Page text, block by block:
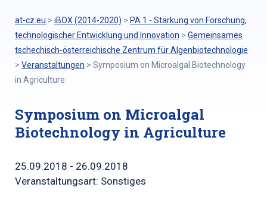
at-cz.eu > iBOX (2014-2020) > PA 1 - Stärkung von Forschung,
technologischer Entwicklung und Innovation > Gemeinsames
tschechisch-österreichische Zentrum für Algenbiotechnologie
> Veranstaltungen > Symposium on Microalgal Biotechnology
in Agriculture
Symposium on Microalgal
Biotechnology in Agriculture
25.09.2018 - 26.09.2018
Veranstaltungsart: Sonstiges